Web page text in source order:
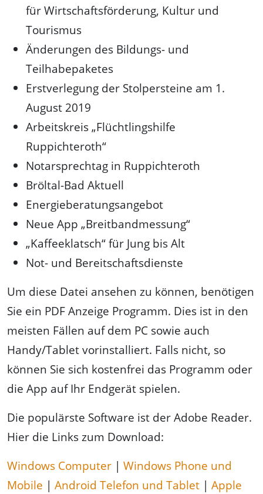
für Wirtschaftsförderung, Kultur und
Tourismus
Änderungen des Bildungs- und
Teilhabepaketes
Erstverlegung der Stolpersteine am 1.
August 2019
Arbeitskreis „Flüchtlingshilfe
Ruppichteroth“
Notarsprechtag in Ruppichteroth
Bröltal-Bad Aktuell
Energieberatungsangebot
Neue App „Breitbandmessung“
„Kaffeeklatsch“ für Jung bis Alt
Not- und Bereitschaftsdienste
Um diese Datei ansehen zu können, benötigen
Sie ein PDF Anzeige Programm. Dies ist in den
meisten Fällen auf dem PC sowie auch
Handy/Tablet vorinstalliert. Falls nicht, so
können Sie sich kostenfrei das Programm oder
die App auf Ihr Endgerät spielen.
Die populärste Software ist der Adobe Reader.
Hier die Links zum Download:
Windows Computer | Windows Phone und
Mobile | Android Telefon und Tablet | Apple